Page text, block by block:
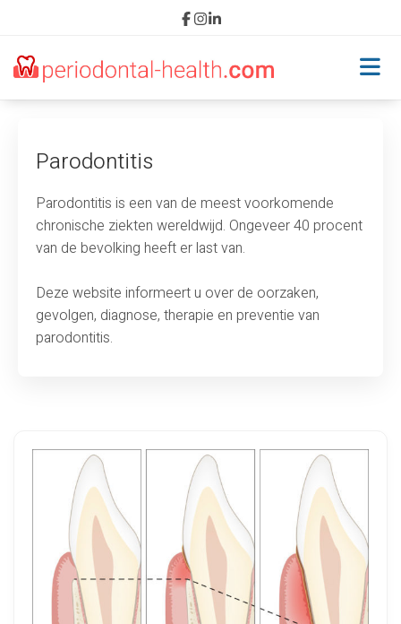
Oorzaken
Gevolgen
Diagnose
Dutch
Parodontitis
Parodontitis is een van de meest voorkomende
chronische ziekten wereldwijd. Ongeveer 40 procent
van de bevolking heeft er last van.
Deze website informeert u over de oorzaken,
gevolgen, diagnose, therapie en preventie van
parodontitis.